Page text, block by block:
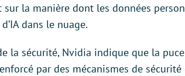
sur la manière dont les données
dans le nuage.
la sécurité, Nvidia indique que la
par des mécanismes de